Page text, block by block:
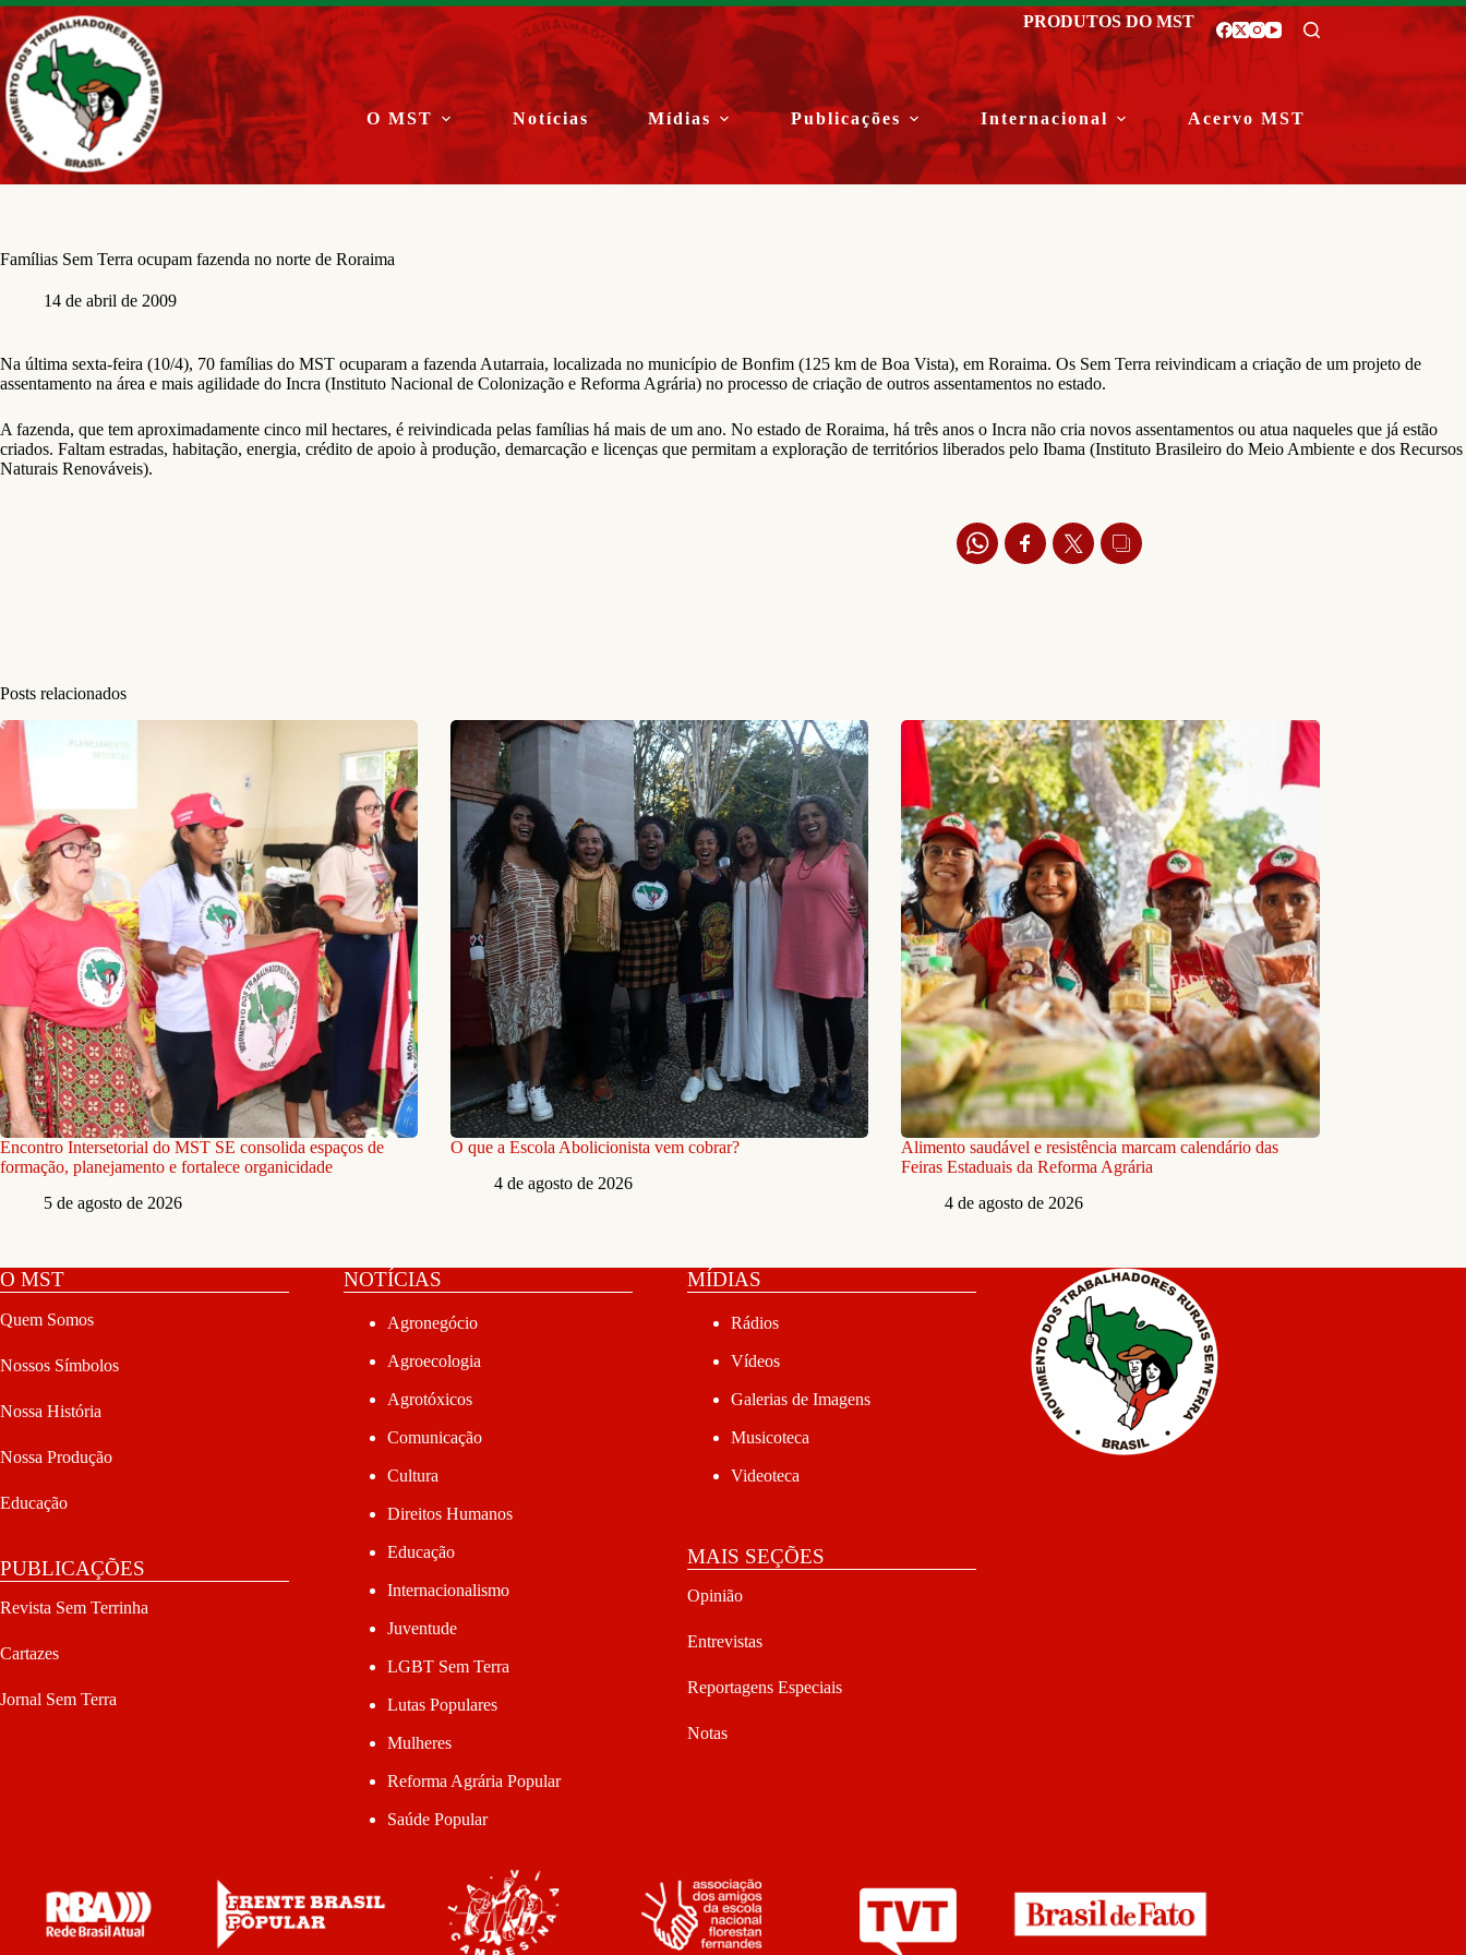
Pular
para
o
conteúdo
PRODUTOS DO MST
O MST Notícias Mídias Publicações Internacional Acervo MST
Famílias Sem Terra ocupam fazenda no norte de Roraima
14 de abril de 2009
Na última sexta-feira (10/4), 70 famílias do MST ocuparam a fazenda Autarraia, localizada no município de Bonfim (125 km de Boa Vista), em Roraima. Os Sem Terra reivindicam a criação de um projeto de
assentamento na área e mais agilidade do Incra (Instituto Nacional de Colonização e Reforma Agrária) no processo de criação de outros assentamentos no estado.
A fazenda, que tem aproximadamente cinco mil hectares, é reivindicada pelas famílias há mais de um ano. No estado de Roraima, há três anos o Incra não cria novos assentamentos ou atua naqueles que já estão
criados. Faltam estradas, habitação, energia, crédito de apoio à produção, demarcação e licenças que permitam a exploração de territórios liberados pelo Ibama (Instituto Brasileiro do Meio Ambiente e dos Recursos
Naturais Renováveis).
Posts relacionados
Encontro Intersetorial do MST SE consolida espaços de
formação, planejamento e fortalece organicidade
5 de agosto de 2026
O que a Escola Abolicionista vem cobrar?
4 de agosto de 2026
Alimento saudável e resistência marcam calendário das
Feiras Estaduais da Reforma Agrária
4 de agosto de 2026
O MST
Quem Somos
Nossos Símbolos
Nossa História
Nossa Produção
Educação
PUBLICAÇÕES
Revista Sem Terrinha
Cartazes
Jornal Sem Terra
NOTÍCIAS
Agronegócio
Agroecologia
Agrotóxicos
Comunicação
Cultura
Direitos Humanos
Educação
Internacionalismo
Juventude
LGBT Sem Terra
Lutas Populares
Mulheres
Reforma Agrária Popular
Saúde Popular
MÍDIAS
Rádios
Vídeos
Galerias de Imagens
Musicoteca
Videoteca
MAIS SEÇÕES
Opinião
Entrevistas
Reportagens Especiais
Notas